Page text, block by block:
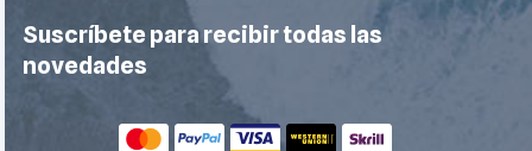
Suscríbete para recibir todas las
novedades